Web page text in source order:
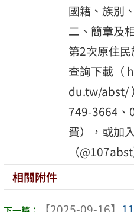
國籍、族別
二、簡章及
第2次原住
查詢下載（
du.tw/abst/
749-3664、
費），或加
（
相關附件